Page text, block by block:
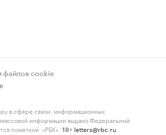
файлов cookie
в сфере связи, информационных
информации выдано Федеральной
пометкой «РБК».
18+ letters@rbc.ru